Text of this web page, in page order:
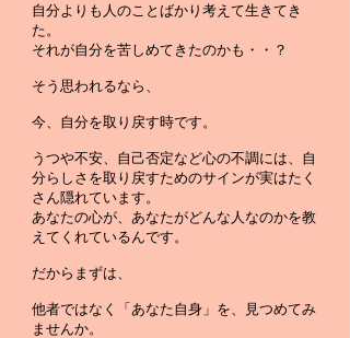
自分よりも人のことばかり考えて生きてき
た。
それが自分を苦しめてきたのかも・・？
そう思われるなら、
今、自分を取り戻す時です。
うつや不安、自己否定など心の不調には、自
分らしさを取り戻すためのサインが実はたく
さん隠れています。
あなたの心が、あなたがどんな人なのかを教
えてくれているんです。
だからまずは、
他者ではなく「あなた自身」を、見つめてみ
ませんか。